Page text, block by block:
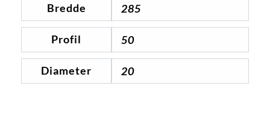
Bredde 285
Profil 50
Diameter 20